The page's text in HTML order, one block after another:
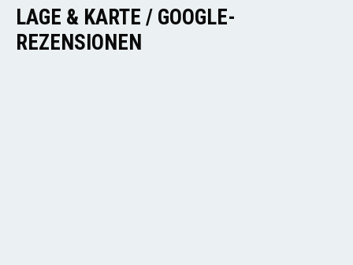
LAGE & KARTE / GOOGLE-
REZENSIONEN